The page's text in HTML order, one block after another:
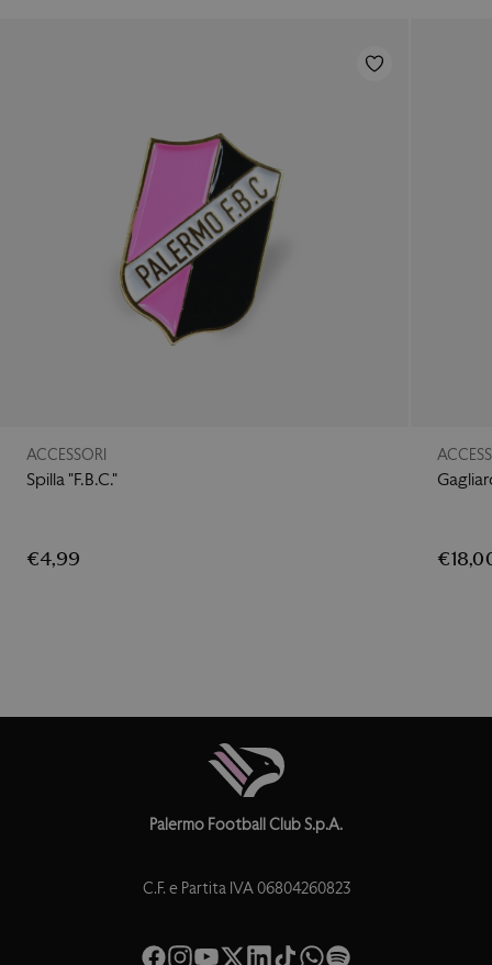
ACCESSORI
Spilla "F.B.C."
€4,99
Palermo Football Club S.p.A.
C.F. e Partita IVA 06804260823